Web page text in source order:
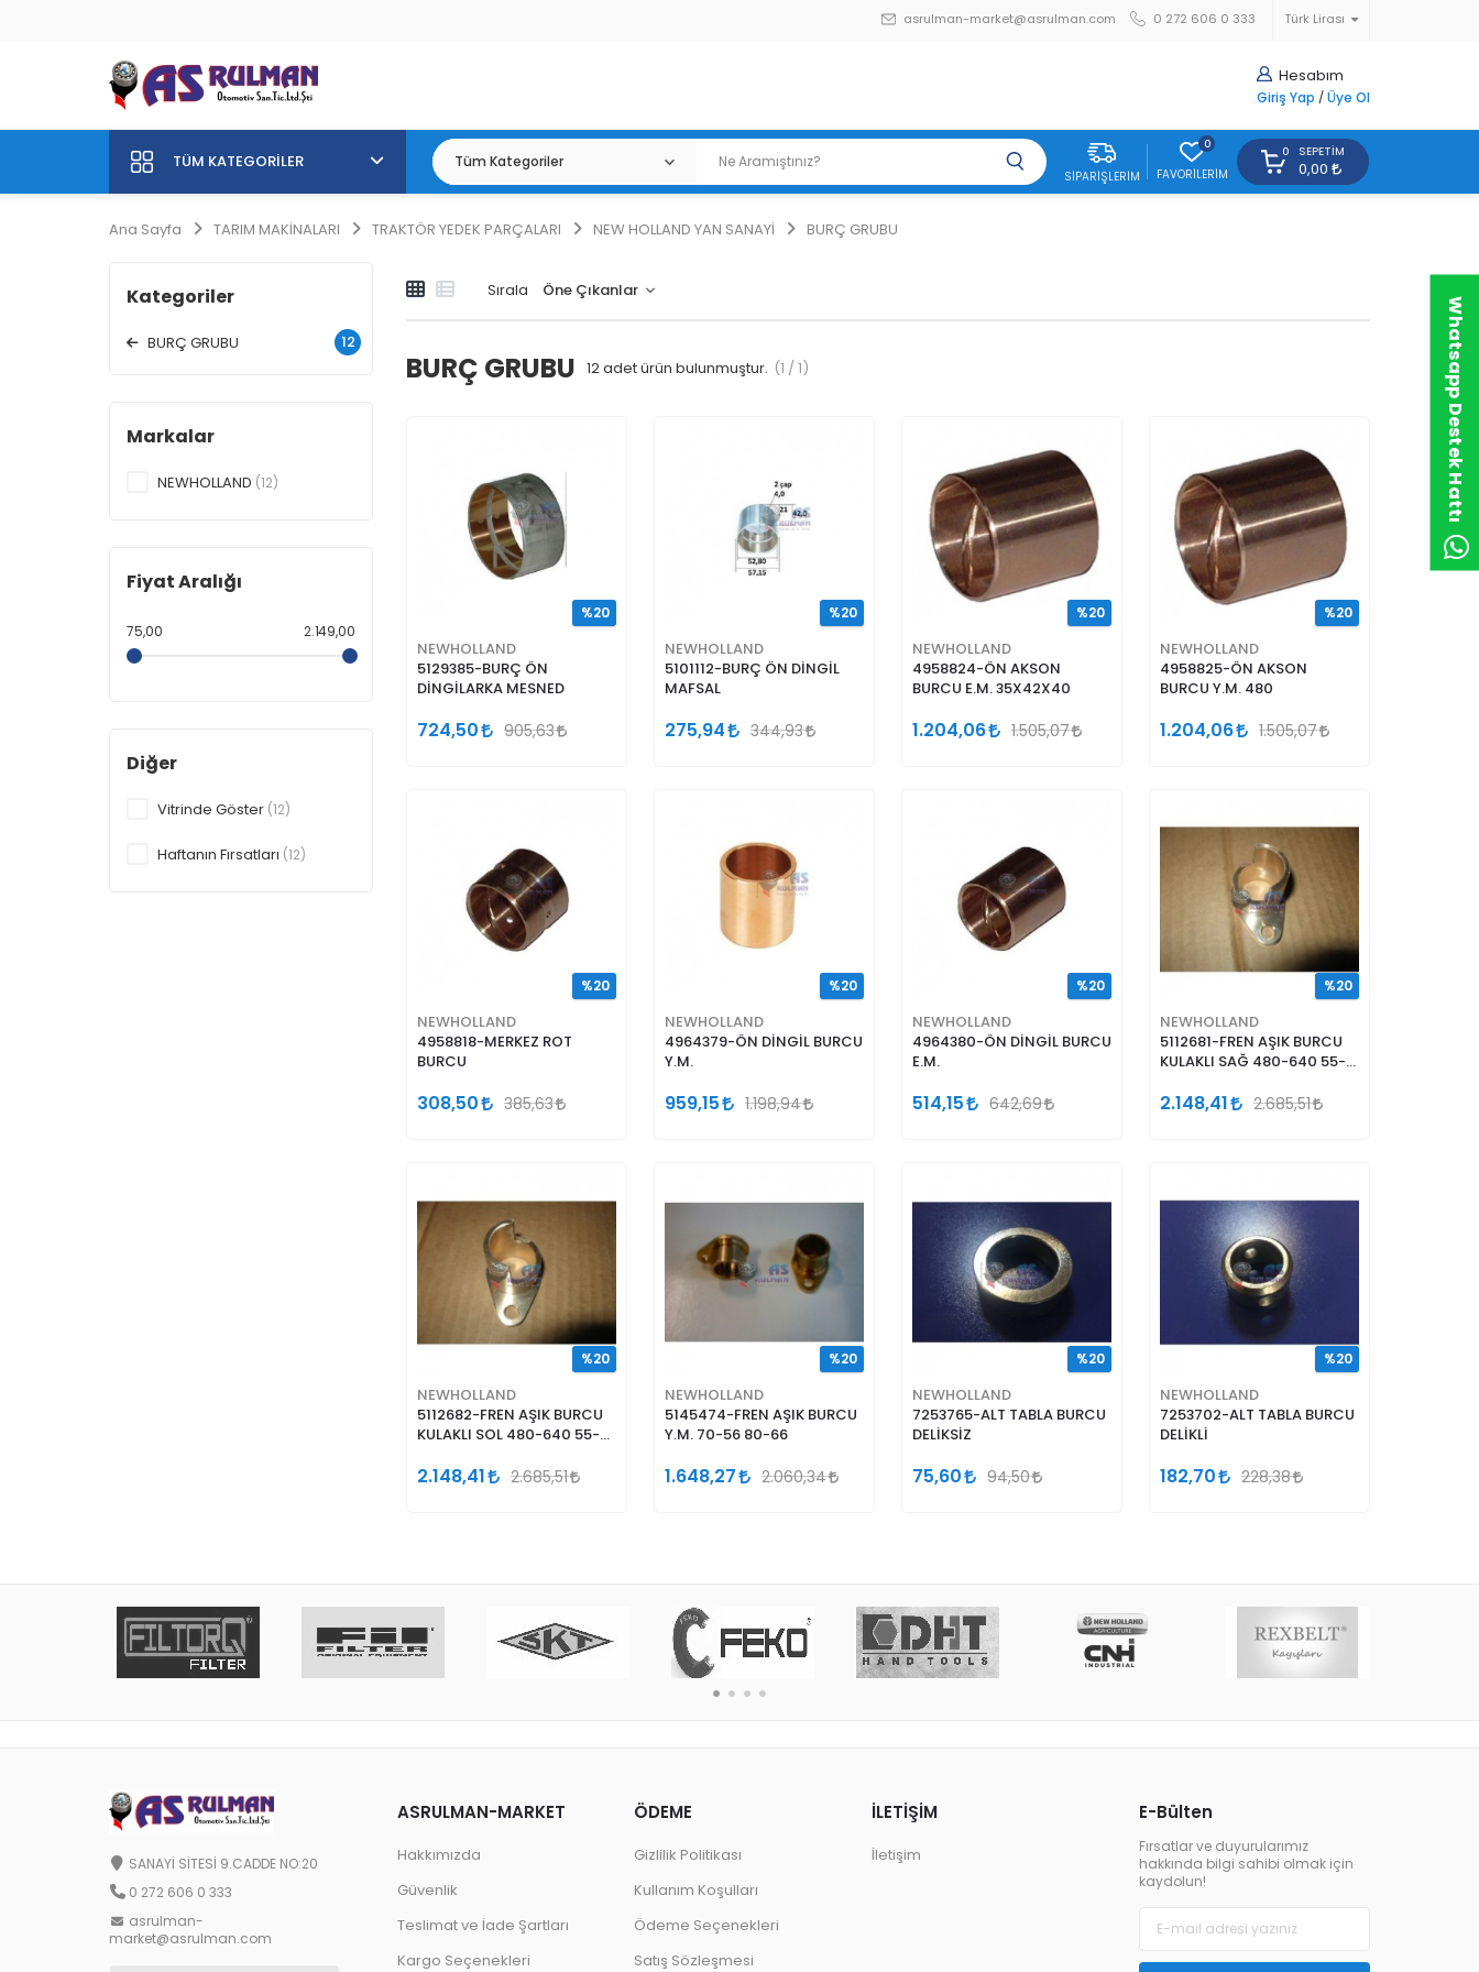
Türk Lirası
asrulman-market@asrulman.com 0 272 606 0 333
Hesabım
Giriş Yap / Üye Ol
TÜM KATEGORILER
SIPARIŞLERIM
0
FAVORILERIM
0 SEPETIM
0,00
Ana Sayfa TARIM MAKİNALARI TRAKTÖR YEDEK PARÇALARI NEW HOLLAND YAN SANAYİ BURÇ GRUBU
Sırala
BURÇ GRUBU 12 adet ürün bulunmuştur. (1 / 1)
NEWHOLLAND
5129385-BURÇ ÖN
DİNGİLARKA MESNED
724,50 905,63
%20
NEWHOLLAND
5101112-BURÇ ÖN DİNGİL
MAFSAL
275,94 344,93
%20
NEWHOLLAND
4958824-ÖN AKSON
BURCU E.M. 35X42X40
1.204,06 1.505,07
%20
NEWHOLLAND
4958825-ÖN AKSON
BURCU Y.M. 480
1.204,06 1.505,07
%20
NEWHOLLAND
4958818-MERKEZ ROT
BURCU
308,50 385,63
%20
NEWHOLLAND
4964379-ÖN DİNGİL BURCU
Y.M.
959,15 1.198,94
%20
NEWHOLLAND
4964380-ÖN DİNGİL BURCU
E.M.
514,15 642,69
%20
NEWHOLLAND
5112681-FREN AŞIK BURCU
KULAKLI SAĞ 480-640 55-
2.148,41 2.685,51
%20
NEWHOLLAND
5112682-FREN AŞIK BURCU
KULAKLI SOL 480-640 55-
2.148,41 2.685,51
%20
NEWHOLLAND
5145474-FREN AŞIK BURCU
Y.M. 70-56 80-66
1.648,27 2.060,34
%20
NEWHOLLAND
7253765-ALT TABLA BURCU
DELİKSİZ
75,60 94,50
%20
NEWHOLLAND
7253702-ALT TABLA BURCU
DELİKLİ
182,70 228,38
%20
Kategoriler
BURÇ GRUBU 12
Markalar
NEWHOLLAND (12)
Fiyat Aralığı
75,00 2.149,00
Diğer
Vitrinde Göster (12)
Haftanın Fırsatları (12)
Whatsapp Destek Hattı
SANAYİ SİTESİ 9.CADDE NO:20
0 272 606 0 333
asrulman-
market@asrulman.com
E-Bülten
Fırsatlar ve duyurularımız
hakkında bilgi sahibi olmak için
kaydolun!
ASRULMAN-MARKET
Hakkımızda
Güvenlik
Teslimat ve İade Şartları
Kargo Seçenekleri
ÖDEME
Gizlilik Politikası
Kullanım Koşulları
Ödeme Seçenekleri
Satış Sözleşmesi
İLETİŞİM
İletişim